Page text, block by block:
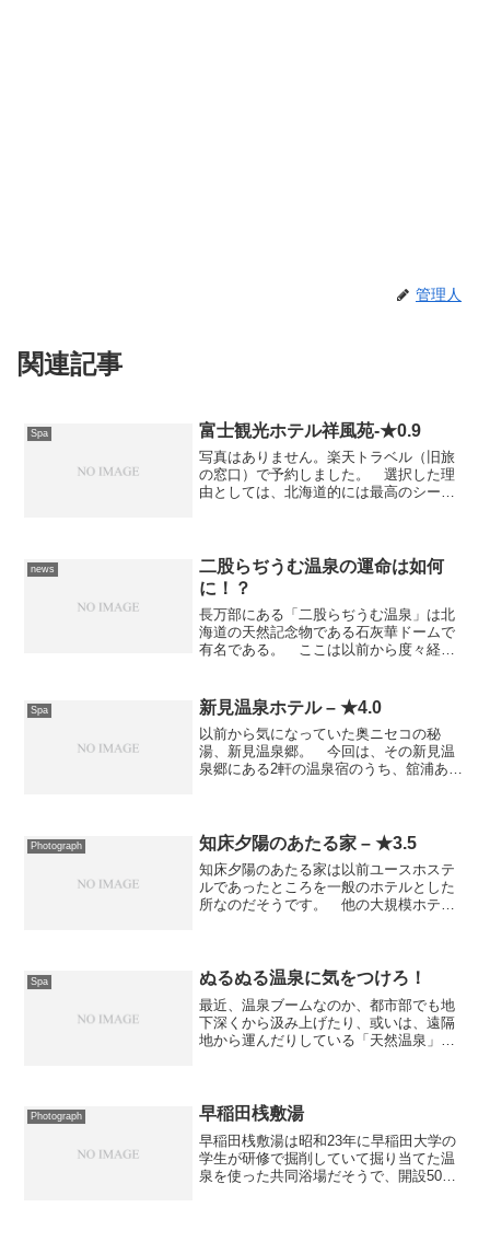
管理人
関連記事
Spa 富士観光ホテル祥風苑-★0.9
写真はありません。楽天トラベル（旧旅
の窓口）で予約しました。 選択した理
由としては、北海道的には最高のシーズ
ります。 基本的には温...
news
二股らぢうむ温泉の運命は如何
に！？
長万部にある「二股らぢうむ温泉」は北
海道の天然記念物である石灰華ドームで
有名である。 ここは以前から度々経営
になっている。 ところが、その三和フ
ァイナンスが昨日、債権者...
Spa 新見温泉ホテル – ★4.0
以前から気になっていた奥ニセコの秘
湯、新見温泉郷。 今回は、その新見温
泉郷にある2軒の温泉宿のうち、舘浦あざ
のお嬢さんだそうです。 ...
Photograph 知床夕陽のあたる家 – ★3.5
知床夕陽のあたる家は以前ユースホステ
ルであったところを一般のホテルとした
所なのだそうです。 他の大規模ホテル
なっており、食事が夕食の...
Spa ぬるぬる温泉に気をつけろ！
最近、温泉ブームなのか、都市部でも地
下深くから汲み上げたり、或いは、遠隔
地から運んだりしている「天然温泉」が
だ。 それでも「天然温泉」と...
Photograph 早稲田桟敷湯
早稲田桟敷湯は昭和23年に早稲田大学の
学生が研修で掘削していて掘り当てた温
泉を使った共同浴場だそうで、開設50周